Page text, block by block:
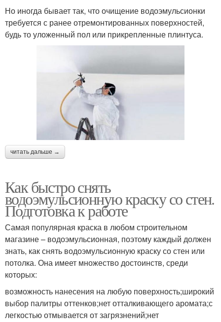
Но иногда бывает так, что очищение водоэмульсионки
требуется с ранее отремонтированных поверхностей,
будь то уложенный пол или прикрепленные плинтуса.
читать дальше →
Как быстро снять
водоэмульсионную краску со стен.
Подготовка к работе
Самая популярная краска в любом строительном
магазине – водоэмульсионная, поэтому каждый должен
знать, как снять водоэмульсионную краску со стен или
потолка. Она имеет множество достоинств, среди
которых:
возможность нанесения на любую поверхность;широкий
выбор палитры оттенков;нет отталкивающего аромата;с
легкостью отмывается от загрязнений;нет